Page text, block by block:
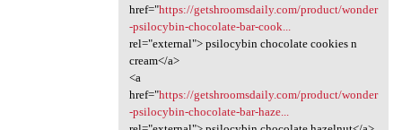
href="https://getshroomsdaily.com/product/wonder
-psilocybin-chocolate-bar-cook...
rel="external"> psilocybin chocolate cookies n
cream</a>
<a
href="https://getshroomsdaily.com/product/wonder
-psilocybin-chocolate-bar-haze...